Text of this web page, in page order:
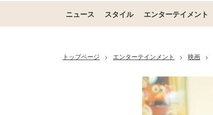
ニュース スタイル エンターテイメント
トップページ > エンターテインメント > 映画 >